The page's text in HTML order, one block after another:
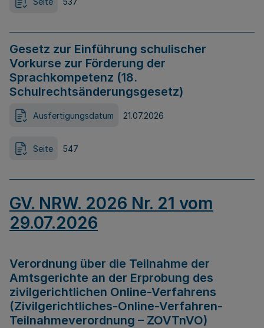
Gesetz zur Einführung schulischer
Vorkurse zur Förderung der
Sprachkompetenz (18.
Schulrechtsänderungsgesetz)
Ausfertigungsdatum 21.07.2026
Seite 547
GV. NRW. 2026 Nr. 21 vom
29.07.2026
Verordnung über die Teilnahme der
Amtsgerichte an der Erprobung des
zivilgerichtlichen Online-Verfahrens
(Zivilgerichtliches-Online-Verfahren-
Teilnahmeverordnung – ZOVTnVO)